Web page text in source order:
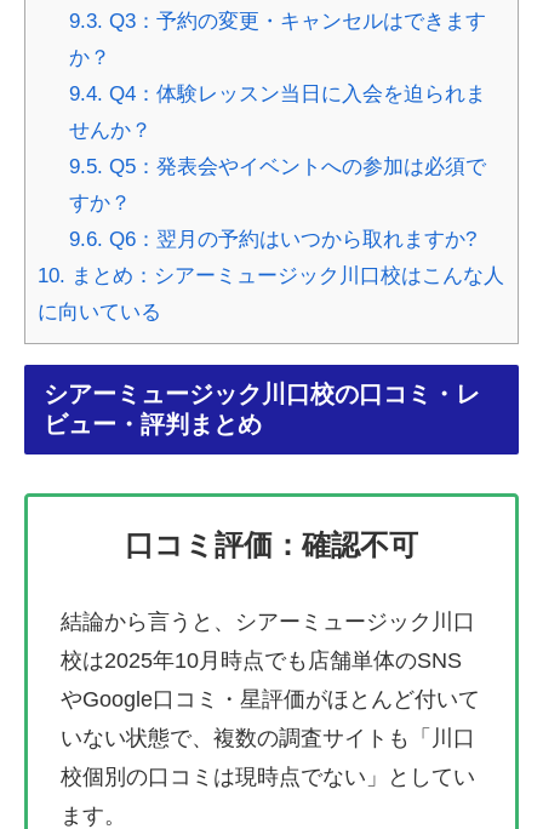
9.3. Q3：予約の変更・キャンセルはできます
か？
9.4. Q4：体験レッスン当日に入会を迫られま
せんか？
9.5. Q5：発表会やイベントへの参加は必須で
すか？
9.6. Q6：翌月の予約はいつから取れますか?
10. まとめ：シアーミュージック川口校はこんな人
に向いている
シアーミュージック川口校の口コミ・レ
ビュー・評判まとめ
口コミ評価：確認不可
結論から言うと、シアーミュージック川口
校は2025年10月時点でも店舗単体のSNS
やGoogle口コミ・星評価がほとんど付いて
いない状態で、複数の調査サイトも「川口
校個別の口コミは現時点でない」としてい
ます。